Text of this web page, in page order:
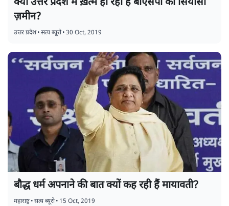
ज़मीन?
उत्तर प्रदेश•सत्य ब्यूरो•30 Oct, 2019
बौद्ध धर्म अपनाने की बात क्यों कह रही हैं मायावती?
महाराष्ट्र•सत्य ब्यूरो• 15 Oct, 2019